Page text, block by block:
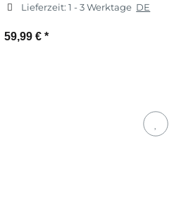
Lieferzeit:1 - 3 Werktage DE
59,99 € *